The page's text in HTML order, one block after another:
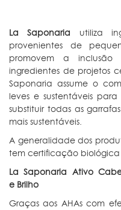
La Saponaria utiliza
provenientes de
promovem a inclusão
ingredientes de projetos
Saponaria assume o
leves e sustentáveis
substituir todas as
mais sustentáveis.
A generalidade dos
tem certificação biológica
La Saponaria Ativo
e Brilho
Graças aos AHAs com